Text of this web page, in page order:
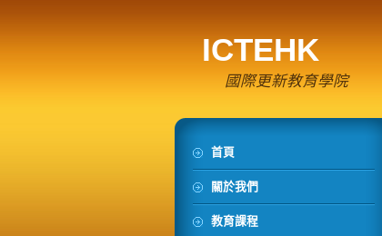
ICTEHK
國際更新教育學院
首頁
關於我們
教育課程